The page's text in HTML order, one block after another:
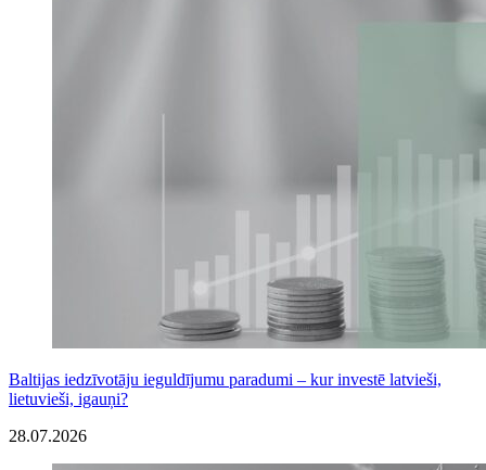
Baltijas iedzīvotāju ieguldījumu paradumi – kur investē latvieši,
lietuvieši, igauņi?
28.07.2026